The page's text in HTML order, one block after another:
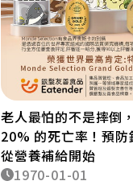
老人最怕的不是摔倒
20% 的死亡率！預防
從營養補給開始
1970-01-01